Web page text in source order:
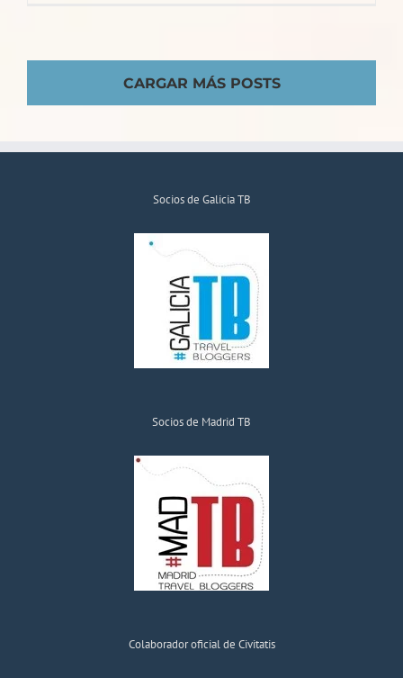
CARGAR MÁS POSTS
Socios de Galicia TB
Socios de Madrid TB
Colaborador oficial de Civitatis